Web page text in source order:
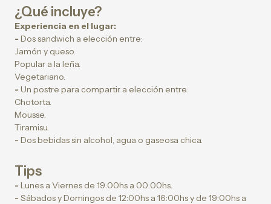
¿Qué incluye?
Experiencia en el lugar:
- Dos sandwich a elección entre:
Jamón y queso.
Popular a la leña.
Vegetariano.
- Un postre para compartir a elección entre:
Chotorta.
Mousse.
Tiramisu.
- Dos bebidas sin alcohol, agua o gaseosa chica.
Tips
- Lunes a Viernes de 19:00hs a 00:00hs.
- Sábados y Domingos de 12:00hs a 16:00hs y de 19:00hs a